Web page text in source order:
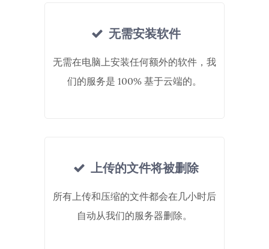
无需安装软件
无需在电脑上安装任何额外的软件，我
们的服务是 100% 基于云端的。
上传的文件将被删除
所有上传和压缩的文件都会在几小时后
自动从我们的服务器删除。